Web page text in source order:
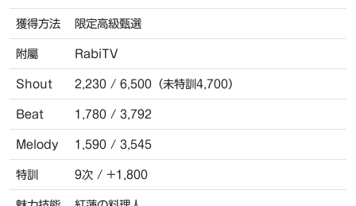
獲得方法 限定高級甄選
附屬 RabiTV
Shout 2,230 / 6,500（未特訓4,700）
Beat 1,780 / 3,792
Melody 1,590 / 3,545
特訓 9次 / +1,800